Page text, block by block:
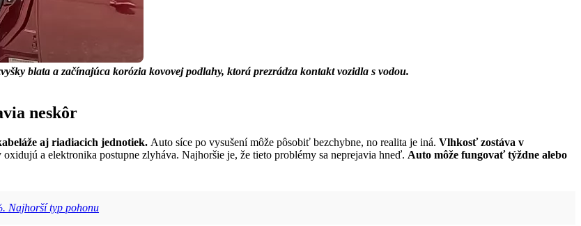
blata a začínajúca korózia kovovej podlahy, ktorá prezrádza kontakt vozidla s vodou.
neskôr
aj riadiacich jednotiek. Auto síce po vysušení môže pôsobiť bezchybne, no realita je iná. Vlhkosť zostáva v
a elektronika postupne zlyháva. Najhoršie je, že tieto problémy sa neprejavia hneď. Auto môže fungovať týždne alebo
Najhorší typ pohonu